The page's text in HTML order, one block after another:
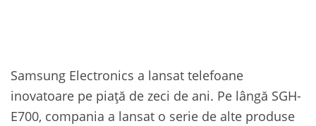
Samsung Electronics a lansat telefoane
inovatoare pe piață de zeci de ani. Pe lângă SGH-
E700, compania a lansat o serie de alte produse